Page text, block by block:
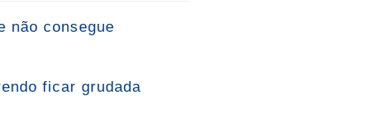
não consegue
ficar grudada